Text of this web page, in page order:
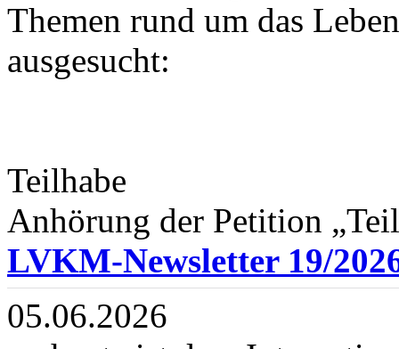
Themen rund um das
ausgesucht:
Teilhabe
Anhörung der Petition
LVKM-Newsletter 19/
05.06.2026